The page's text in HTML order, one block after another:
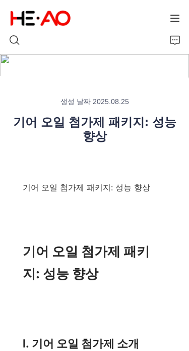
생성 날짜 2025.08.25
기어 오일 첨가제 패키지: 성능
향상
기어 오일 첨가제 패키지: 성능 향상
기어 오일 첨가제 패키
지: 성능 향상
I. 기어 오일 첨가제 소개